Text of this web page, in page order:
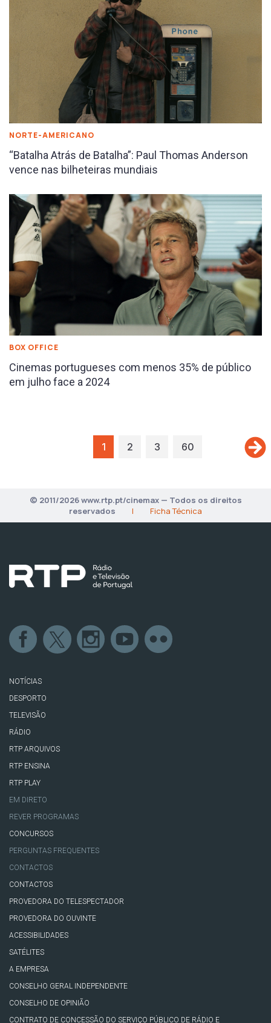
NORTE-AMERICANO
“Batalha Atrás de Batalha”: Paul Thomas Anderson
vence nas bilheteiras mundiais
BOX OFFICE
Cinemas portugueses com menos 35% de público
em julho face a 2024
1 2 3 60
© 2011/2026 www.rtp.pt/cinemax — Todos os direitos
reservados
| Ficha Técnica
NOTÍCIAS
DESPORTO
TELEVISÃO
RÁDIO
RTP ARQUIVOS
RTP ENSINA
RTP PLAY
EM DIRETO
REVER PROGRAMAS
CONCURSOS
PERGUNTAS FREQUENTES
CONTACTOS
CONTACTOS
PROVEDORA DO TELESPECTADOR
PROVEDORA DO OUVINTE
ACESSIBILIDADES
SATÉLITES
A EMPRESA
CONSELHO GERAL INDEPENDENTE
CONSELHO DE OPINIÃO
CONTRATO DE CONCESSÃO DO SERVIÇO PÚBLICO DE RÁDIO E